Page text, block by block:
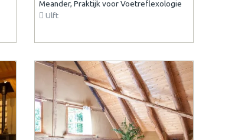
Meander, Praktijk voor Voetreflexologie
Ulft